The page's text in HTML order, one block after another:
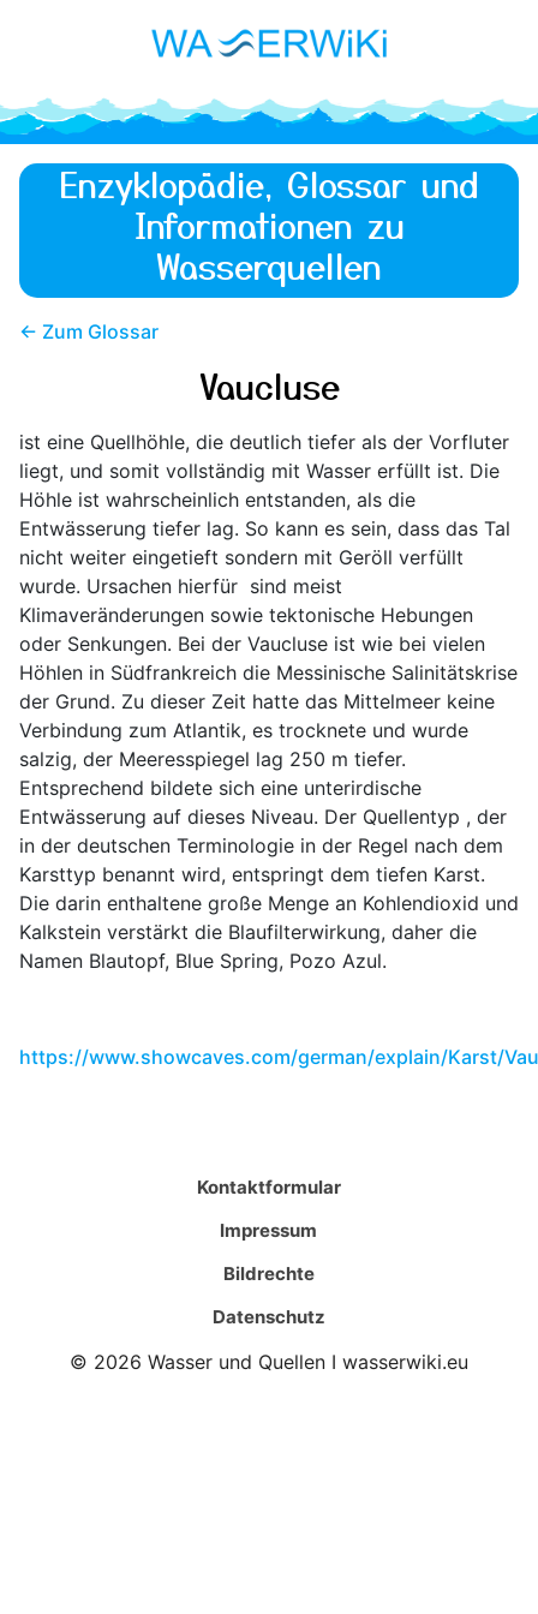
Enzyklopädie, Glossar und
Informationen zu
Wasserquellen
← Zum Glossar
Vaucluse
ist eine Quellhöhle, die deutlich tiefer als der Vorfluter
liegt, und somit vollständig mit Wasser erfüllt ist. Die
Höhle ist wahrscheinlich entstanden, als die
Entwässerung tiefer lag. So kann es sein, dass das Tal
nicht weiter eingetieft sondern mit Geröll verfüllt
wurde. Ursachen hierfür sind meist
Klimaveränderungen sowie tektonische Hebungen
oder Senkungen. Bei der Vaucluse ist wie bei vielen
Höhlen in Südfrankreich die Messinische Salinitätskrise
der Grund. Zu dieser Zeit hatte das Mittelmeer keine
Verbindung zum Atlantik, es trocknete und wurde
salzig, der Meeresspiegel lag 250 m tiefer.
Entsprechend bildete sich eine unterirdische
Entwässerung auf dieses Niveau. Der Quellentyp , der
in der deutschen Terminologie in der Regel nach dem
Karsttyp benannt wird, entspringt dem tiefen Karst.
Die darin enthaltene große Menge an Kohlendioxid und
Kalkstein verstärkt die Blaufilterwirkung, daher die
Namen Blautopf, Blue Spring, Pozo Azul.
https://www.showcaves.com/german/explain/Karst/
Kontaktformular
Impressum
Bildrechte
Datenschutz
© 2026 Wasser und Quellen I wasserwiki.eu